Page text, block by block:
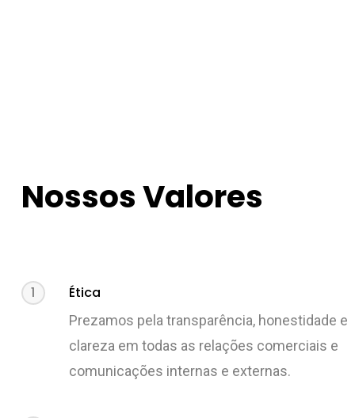
Nossos Valores
1 Ética
Prezamos pela transparência, honestidade e
clareza em todas as relações comerciais e
comunicações internas e externas.